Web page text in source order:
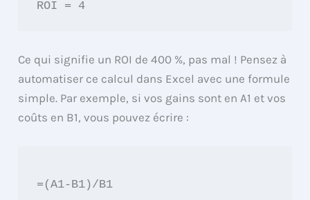
Ce qui signifie un ROI de 400 %, pas mal ! Pensez à
automatiser ce calcul dans Excel avec une formule
simple. Par exemple, si vos gains sont en A1 et vos
coûts en B1, vous pouvez écrire :